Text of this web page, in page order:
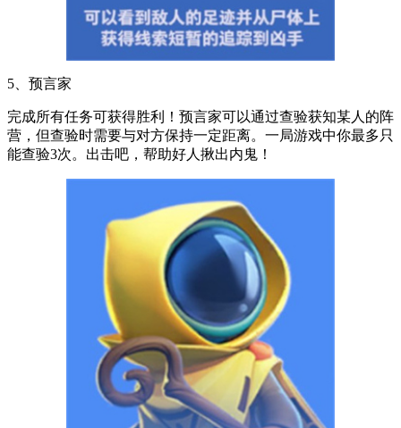
5、预言家
完成所有任务可获得胜利！预言家可以通过查验获知某人的阵
营，但查验时需要与对方保持一定距离。一局游戏中你最多只
能查验3次。出击吧，帮助好人揪出内鬼！